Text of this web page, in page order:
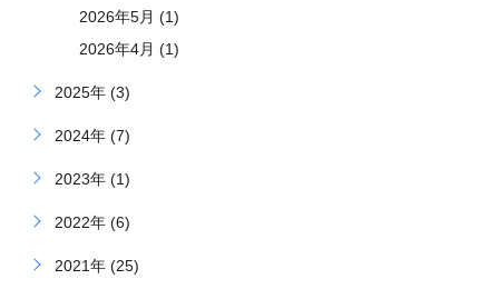
2026年5月 (1)
2026年4月 (1)
2025年 (3)
2024年 (7)
2023年 (1)
2022年 (6)
2021年 (25)